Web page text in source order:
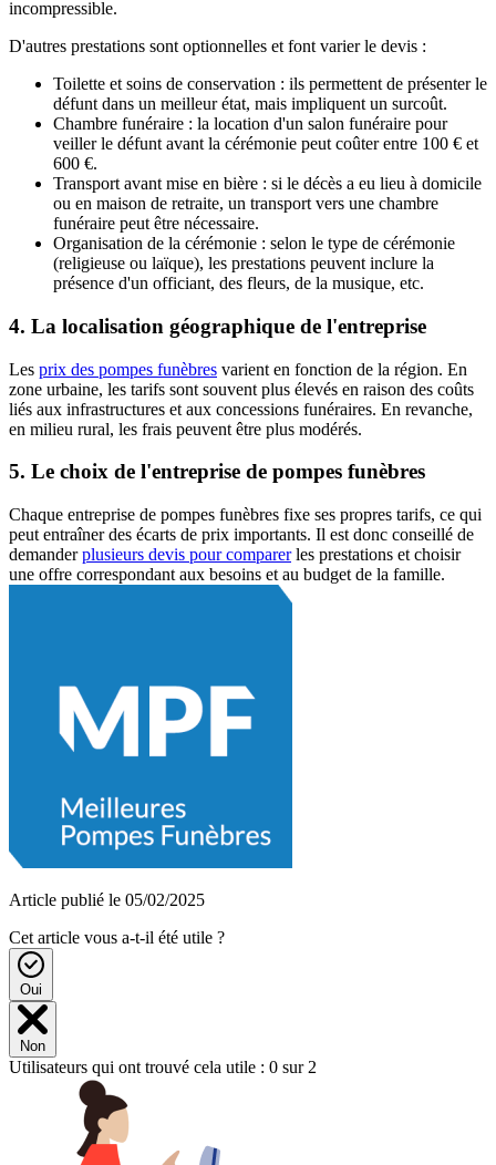
incompressible.
D'autres prestations sont optionnelles et font varier le devis :
Toilette et soins de conservation : ils permettent de présenter le
défunt dans un meilleur état, mais impliquent un surcoût.
Chambre funéraire : la location d'un salon funéraire pour
veiller le défunt avant la cérémonie peut coûter entre 100 € et
600 €.
Transport avant mise en bière : si le décès a eu lieu à domicile
ou en maison de retraite, un transport vers une chambre
funéraire peut être nécessaire.
Organisation de la cérémonie : selon le type de cérémonie
(religieuse ou laïque), les prestations peuvent inclure la
présence d'un officiant, des fleurs, de la musique, etc.
4. La localisation géographique de l'entreprise
Les prix des pompes funèbres varient en fonction de la région. En
zone urbaine, les tarifs sont souvent plus élevés en raison des coûts
liés aux infrastructures et aux concessions funéraires. En revanche,
en milieu rural, les frais peuvent être plus modérés.
5. Le choix de l'entreprise de pompes funèbres
Chaque entreprise de pompes funèbres fixe ses propres tarifs, ce qui
peut entraîner des écarts de prix importants. Il est donc conseillé de
demanderplusieurs devis pour comparerles prestations et choisir
une offre correspondant aux besoins et au budget de la famille.
Article publié le 05/02/2025
Cet article vous a-t-il été utile ?
Oui
Non
Utilisateurs qui ont trouvé cela utile : 0 sur 2